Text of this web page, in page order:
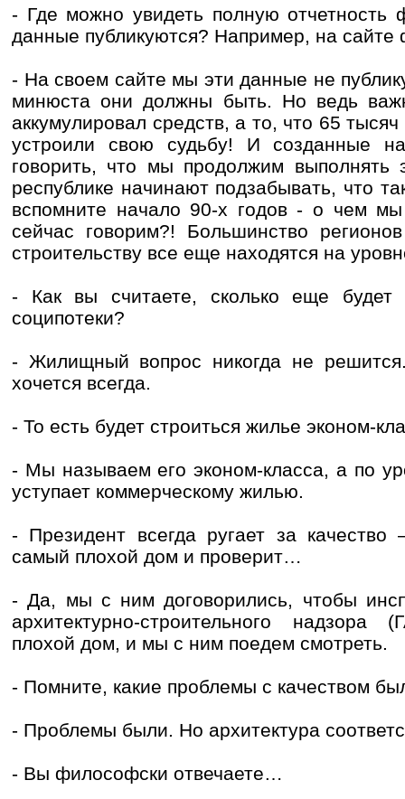
- Где можно увидеть полную отчетность
данные публикуются? Например, на сайте
- На своем сайте мы эти данные не
минюста они должны быть. Но ведь
аккумулировал средств, а то, что 65
устроили свою судьбу! И созданные
говорить, что мы продолжим
республике начинают подзабывать, что
вспомните начало 90-х годов - о чем
сейчас говорим?! Большинство
строительству все еще находятся на
- Как вы считаете, сколько еще будет
соципотеки?
- Жилищный вопрос никогда не
хочется всегда.
- То есть будет строиться жилье эконом-
- Мы называем его эконом-класса, а по
уступает коммерческому жилью.
- Президент всегда ругает за качество
самый плохой дом и проверит…
- Да, мы с ним договорились, чтобы
архитектурно-строительного
плохой дом, и мы с ним поедем смотреть.
- Помните, какие проблемы с качеством
- Проблемы были. Но архитектура
- Вы философски отвечаете…